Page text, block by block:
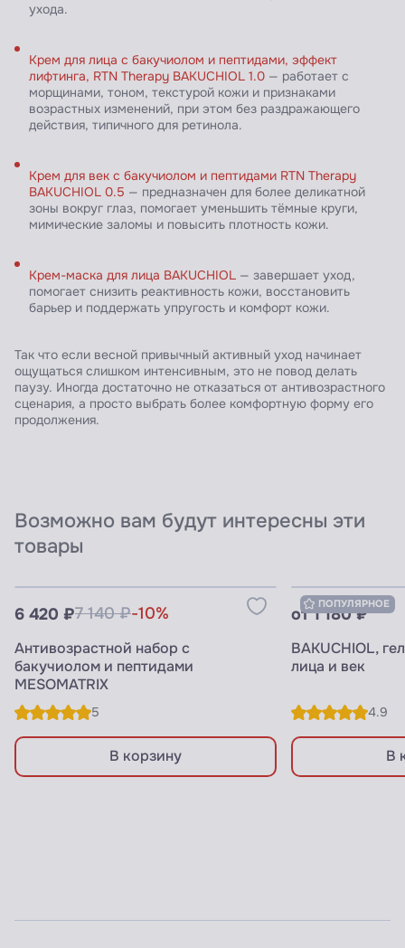
ухода.
Крем для лица с бакучиолом и пептидами, эффект
лифтинга, RTN Therapy BAKUCHIOL 1.0 — работает с
морщинами, тоном, текстурой кожи и признаками
возрастных изменений, при этом без раздражающего
действия, типичного для ретинола.
Крем для век с бакучиолом и пептидами RTN Therapy
BAKUCHIOL 0.5 — предназначен для более деликатной
зоны вокруг глаз, помогает уменьшить тёмные круги,
мимические заломы и повысить плотность кожи.
Крем-маска для лица BAKUCHIOL — завершает уход,
помогает снизить реактивность кожи, восстановить
барьер и поддержать упругость и комфорт кожи.
Так что если весной привычный активный уход начинает
ощущаться слишком интенсивным, это не повод делать
паузу. Иногда достаточно не отказаться от антивозрастного
сценария, а просто выбрать более комфортную форму его
продолжения.
Возможно вам будут интересны эти
товары
6 420 ₽7 140 ₽-10%
Антивозрастной набор с
бакучиолом и пептидами
MESOMATRIX
5
В корзину
ПОПУЛЯРНОЕ
от 1 180 ₽
BAKUCHIOL,
лица и век
4.9
В